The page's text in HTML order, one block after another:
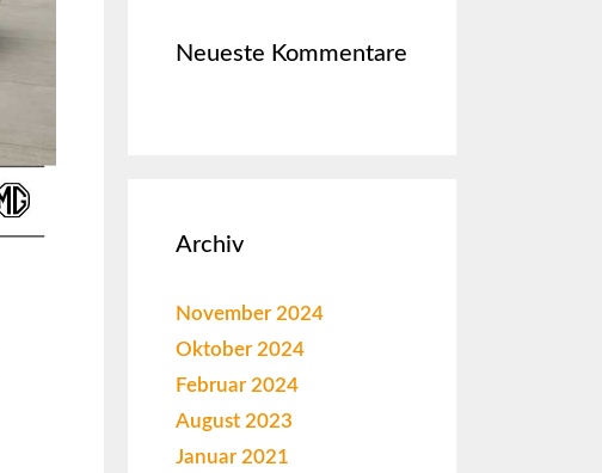
Neueste Kommentare
Archiv
November 2024
Oktober 2024
Februar 2024
August 2023
Januar 2021